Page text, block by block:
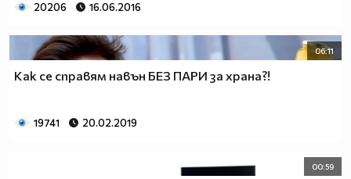
20206 16.06.2016
06:11
Как се справям навън БЕЗ ПАРИ за храна?!
19741 20.02.2019
00:59